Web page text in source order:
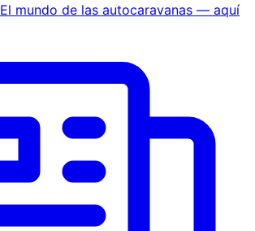
El mundo de las autocaravanas — aquí